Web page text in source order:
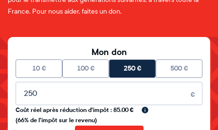
France. Pour nous aider, faites un don.
Mon don
10 € 100 € 250€ 500 €
Montant libre
€
Coût réel après réduction d'impôt : 85.00 €
(66% de l'impôt sur le revenu)